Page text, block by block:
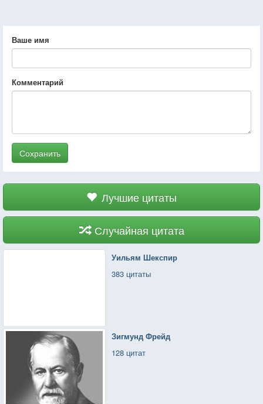
Ваше имя
Комментарий
Сохранить
Лучшие цитаты
Случайная цитата
Уильям Шекспир
383 цитаты
Зигмунд Фрейд
128 цитат